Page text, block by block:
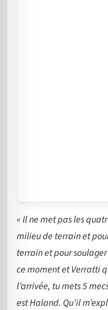
« Il ne met pas les
milieu de terrain et
terrain et pour
ce moment et Verratti
l’arrivée, tu mets 5
est Haland. Qu’il